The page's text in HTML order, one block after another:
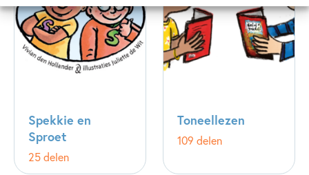
Spekkie en
Sproet
25 delen
Toneellezen
109 delen